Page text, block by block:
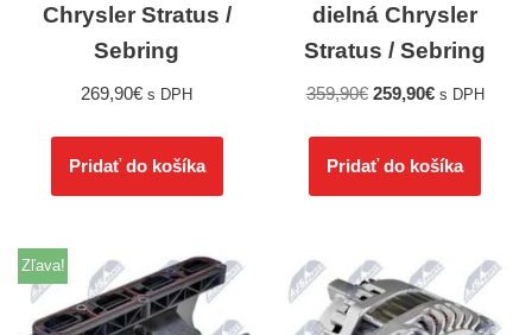
Chrysler Stratus /
Sebring
269,90€ s DPH
Pridať do košíka
dielná Chrysler
Stratus / Sebring
359,90€ 259,90€ s DPH
Pridať do košíka
Zľava!